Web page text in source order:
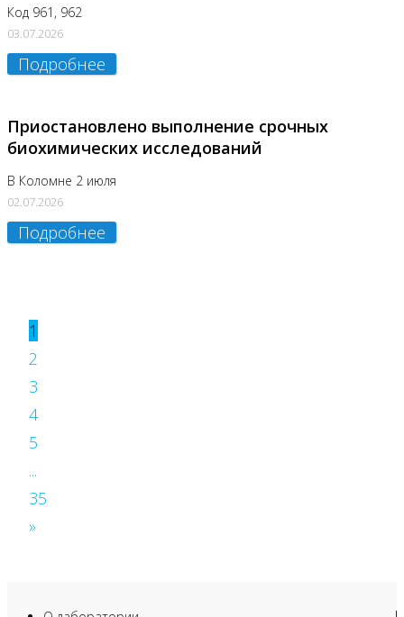
Код 961, 962
03.07.2026
Подробнее
Приостановлено выполнение срочных
биохимических исследований
В Коломне 2 июля
02.07.2026
Подробнее
1
2
3
4
5
...
35
»